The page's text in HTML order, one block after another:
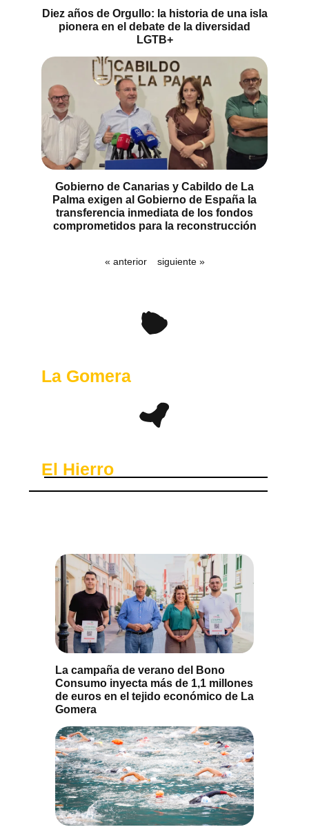
Diez años de Orgullo: la historia de una isla
pionera en el debate de la diversidad
LGTB+
Gobierno de Canarias y Cabildo de La
Palma exigen al Gobierno de España la
transferencia inmediata de los fondos
comprometidos para la reconstrucción
« anterior siguiente »
La Gomera
El Hierro
La campaña de verano del Bono
Consumo inyecta más de 1,1 millones
de euros en el tejido económico de La
Gomera